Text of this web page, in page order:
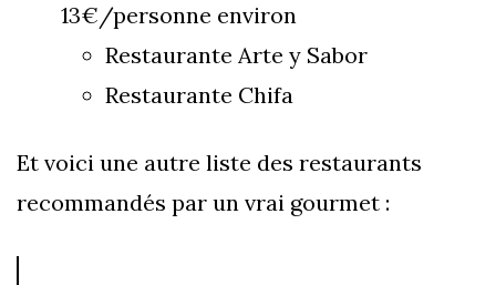
13€/personne environ
Restaurante Arte y Sabor
Restaurante Chifa
Et voici une autre liste des restaurants
recommandés par un vrai gourmet :